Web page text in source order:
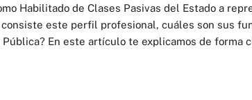
Habilitado de Clases Pasivas del Estado a
este perfil profesional, cuáles son sus
En este artículo te explicamos de forma